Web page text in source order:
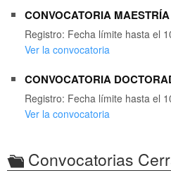
CONVOCATORIA
Registro: Fecha límite hasta el
Ver la convocatoria
CONVOCATORIA
Registro: Fecha límite hasta el
Ver la convocatoria
Convocatorias